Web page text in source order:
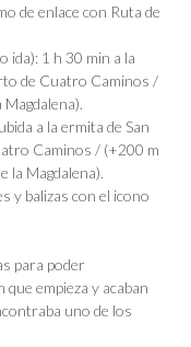
de enlace con Ruta de
ida): 1 h 30 min a la
de Cuatro Caminos /
a la ermita de San
Caminos / (+200 m
la Magdalena).
y balizas con el icono
para poder
empieza y acaban
uno de los